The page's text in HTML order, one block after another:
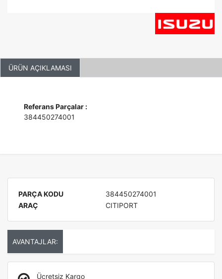
ÜRÜN AÇIKLAMASI
Referans Parçalar :
384450274001
PARÇA KODU
384450274001
ARAÇ
CITIPORT
AVANTAJLAR:
Ücretsiz Kargo